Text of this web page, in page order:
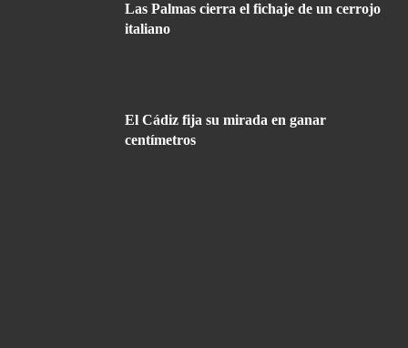
Las Palmas cierra el fichaje de un cerrojo
italiano
El Cádiz fija su mirada en ganar
centímetros